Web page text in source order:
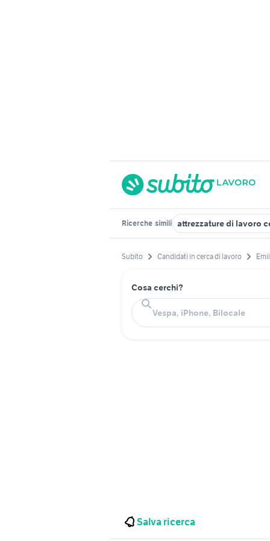
Ricerche simili attrezzature di lavoro
Subito Candidati in cerca di lavoro
Cosa cerchi?
Salva ricerca